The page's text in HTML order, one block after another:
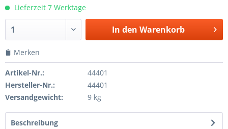
Lieferzeit 7 Werktage
In den Warenkorb
Merken
Artikel-Nr.:
44401
Hersteller-Nr.:
44401
Versandgewicht:
9 kg
Beschreibung